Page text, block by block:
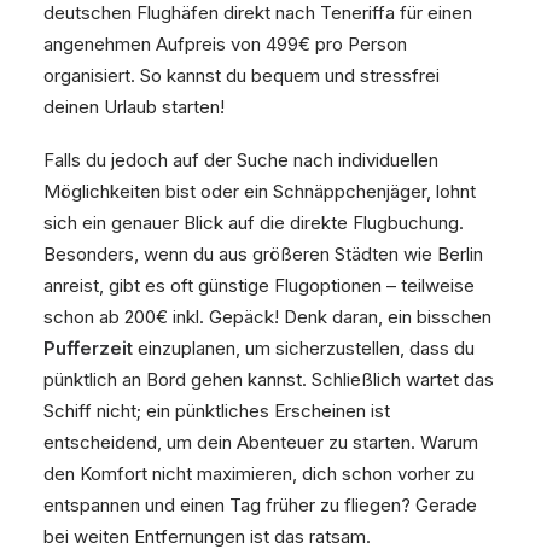
deutschen Flughäfen direkt nach Teneriffa für einen
angenehmen Aufpreis von 499€ pro Person
organisiert. So kannst du bequem und stressfrei
deinen Urlaub starten!
Falls du jedoch auf der Suche nach individuellen
Möglichkeiten bist oder ein Schnäppchenjäger, lohnt
sich ein genauer Blick auf die direkte Flugbuchung.
Besonders, wenn du aus größeren Städten wie Berlin
anreist, gibt es oft günstige Flugoptionen – teilweise
schon ab 200€ inkl. Gepäck! Denk daran, ein bisschen
Pufferzeit einzuplanen, um sicherzustellen, dass du
pünktlich an Bord gehen kannst. Schließlich wartet das
Schiff nicht; ein pünktliches Erscheinen ist
entscheidend, um dein Abenteuer zu starten. Warum
den Komfort nicht maximieren, dich schon vorher zu
entspannen und einen Tag früher zu fliegen? Gerade
bei weiten Entfernungen ist das ratsam.